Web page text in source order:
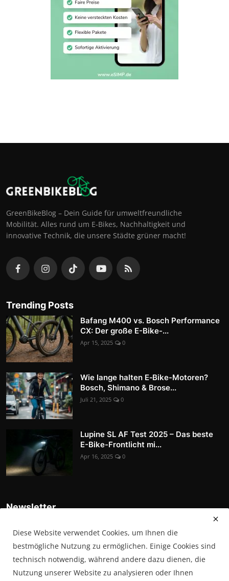
GreenBikeBlog – Dein Guide für umweltfreundliche
Mobilität. Alles rund um E-Bikes, Nachhaltigkeit und
innovative Technik, die unsere Städte grüner macht!
Trending Posts
Bafang M400 vs. Bosch Performance
CX: Der große E-Bike-...
Apr 15, 2025 0
Wie lange halten E‑Bike-Motoren?
Bosch, Shimano & Brose...
Juli 21, 2025 0
Lupine SL AF Test 2025 – Das beste
E-Bike-Frontlicht mi...
Apr 16, 2025 0
Newsletter
neuesten Nachrichten, Updates und Sonderangebote direkt in
Ihrem Posteingang zu erhalten
Abonnieren
Diese Website verwendet Cookies, um Ihnen die
bestmögliche Nutzung zu ermöglichen. Einige Cookies sind
technisch notwendig, während andere dazu dienen, die
Nutzung unserer Website zu analysieren oder Ihnen